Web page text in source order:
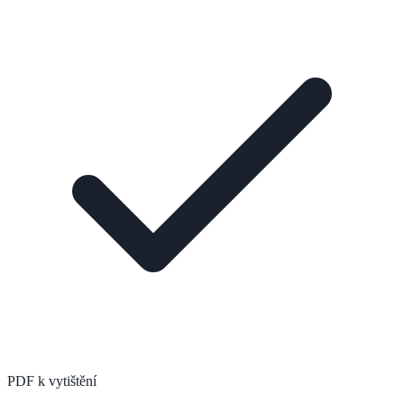
PDF k vytištění